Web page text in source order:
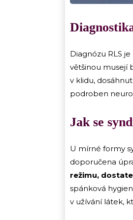
Diagnózu RLS
většinou musejí
v klidu,
podroben
Jak se
U mírné formy
doporučena
režimu,
spánková
v užívání látek,